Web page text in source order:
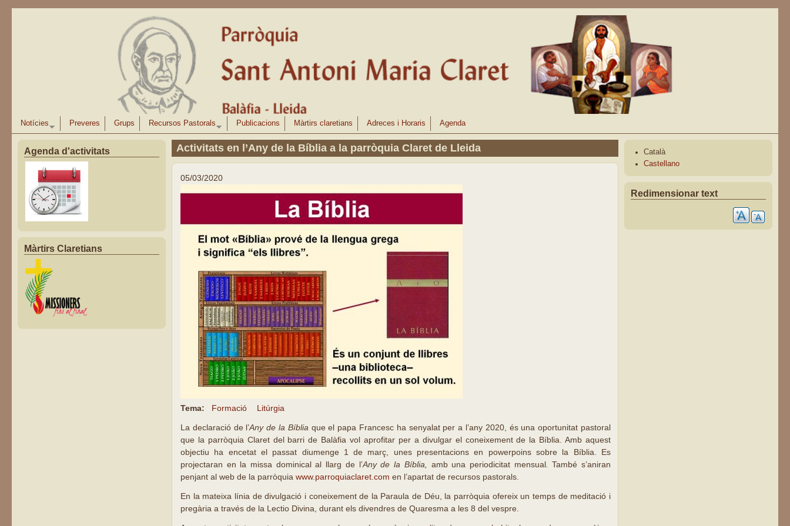
Notícies Preveres Grups Recursos Pastorals Publicacions Màrtirs claretians Adreces i Horaris Agenda
Agenda d'activitats
Màrtirs Claretians
Activitats en l’Any de la Bíblia a la parròquia Claret de Lleida
05/03/2020
Tema: Formació Litúrgia
La declaració de l’Any de la Bíblia que el papa Francesc ha senyalat per a l’any 2020, és una oportunitat pastoral
que la parròquia Claret del barri de Balàfia vol aprofitar per a divulgar el coneixement de la Bíblia. Amb aquest
objectiu ha encetat el passat diumenge 1 de març, unes presentacions en powerpoins sobre la Bíblia. Es
projectaran en la missa dominical al llarg de l’Any de la Bíblia, amb una periodicitat mensual.També s’aniran
penjant al web de la parròquia www.parroquiaclaret.com en l’apartat de recursos pastorals.
En la mateixa línia de divulgació i coneixement de la Paraula de Déu, la parròquia ofereix un temps de meditació i
pregària a través de la Lectio Divina, durant els divendres de Quaresma a les 8 del vespre.
Català
Castellano
Redimensionar text